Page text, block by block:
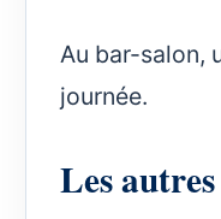
Au bar-salon,
journée.
Les